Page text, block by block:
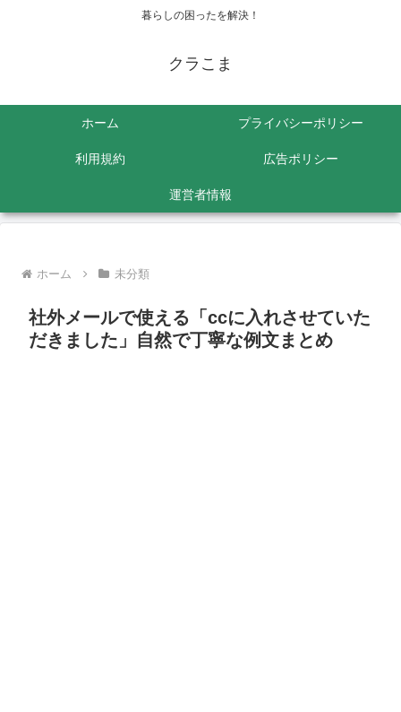
暮らしの困ったを解決！
クラこま
ホーム プライバシーポリシー
利用規約 広告ポリシー
運営者情報
ホーム 未分類
社外メールで使える「ccに入れさせていた
だきました」自然で丁寧な例文まとめ